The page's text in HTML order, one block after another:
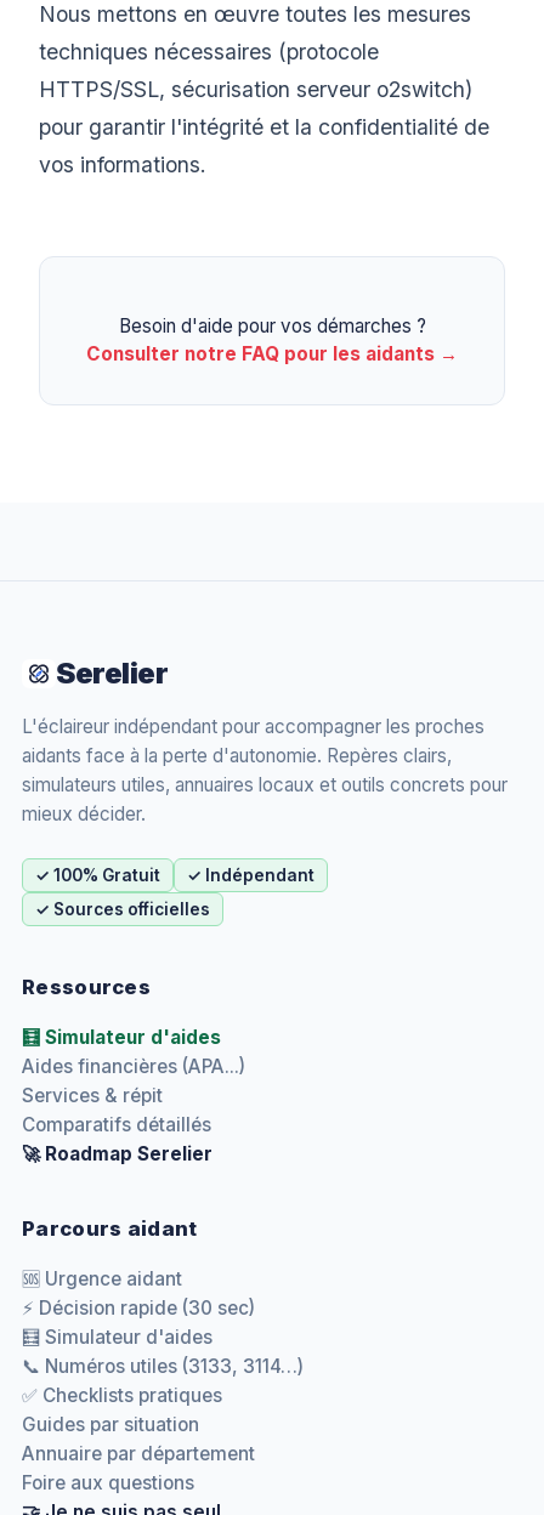
Nous mettons en œuvre toutes les mesures
techniques nécessaires (protocole
HTTPS/SSL, sécurisation serveur o2switch)
pour garantir l'intégrité et la confidentialité de
vos informations.
Besoin d'aide pour vos démarches ?
Consulter notre FAQ pour les aidants →
Serelier
L'éclaireur indépendant pour accompagner les proches
aidants face à la perte d'autonomie. Repères clairs,
simulateurs utiles, annuaires locaux et outils concrets pour
mieux décider.
✓ 100% Gratuit
✓ Indépendant
✓ Sources officielles
Ressources
🧮 Simulateur d'aides
Aides financières (APA...)
Services & répit
Comparatifs détaillés
🚀 Roadmap Serelier
Parcours aidant
🆘 Urgence aidant
⚡ Décision rapide (30 sec)
🧮 Simulateur d'aides
📞 Numéros utiles (3133, 3114…)
✅ Checklists pratiques
Guides par situation
Annuaire par département
Foire aux questions